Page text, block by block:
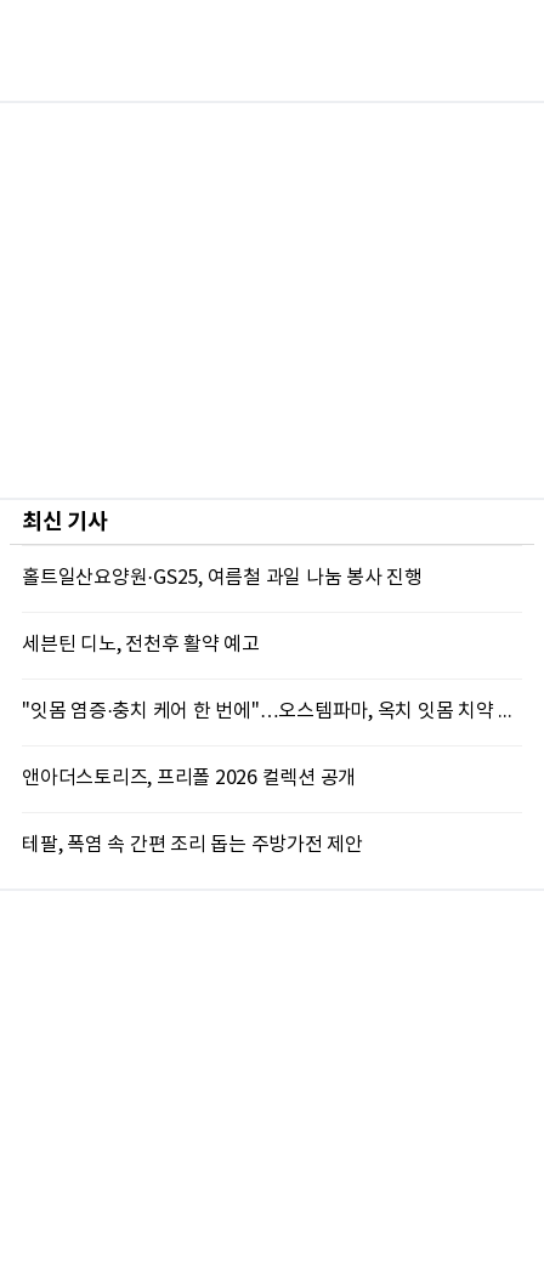
최신 기사
홀트일산요양원·GS25, 여름철 과일 나눔 봉사 진행
세븐틴 디노, 전천후 활약 예고
"잇몸 염증·충치 케어 한 번에"…오스템파마, 옥치 잇몸 치약 출시
앤아더스토리즈, 프리폴 2026 컬렉션 공개
테팔, 폭염 속 간편 조리 돕는 주방가전 제안